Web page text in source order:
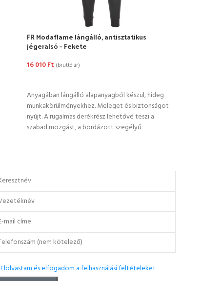
FR Modaflame lángálló, antisztatikus
jégeralsó – Fekete
16 010Ft (bruttó ár)
Anyagában lángálló alapanyagból készül, hideg
munkakörülményekhez. Meleget és biztonságot
nyújt. A rugalmas derékrész lehetővé teszi a
szabad mozgást, a bordázott szegélyű
Elolvastam és elfogadom a felhasználási feltételeket